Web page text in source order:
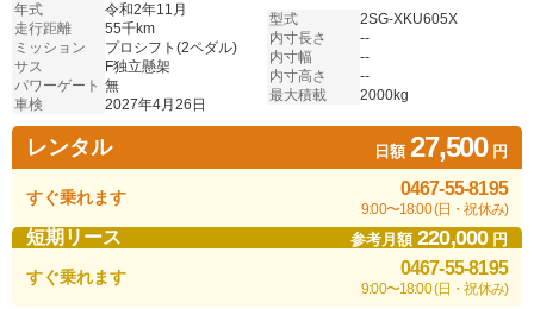
年式
令和2年11月
走行距離
55千km
ミッション
プロシフト(2ペダル)
サス
F独立懸架
パワーゲート 無
車検
2027年4月26日
型式
2SG-XKU605X
内寸長さ
--
内寸幅
--
内寸高さ
--
最大積載
2000kg
レンタル 日額27,500円
すぐ乗れます 0467-55-8195
9:00〜18:00 (日・祝休み)
短期リース 参考月額220,000円
すぐ乗れます 0467-55-8195
9:00〜18:00 (日・祝休み)